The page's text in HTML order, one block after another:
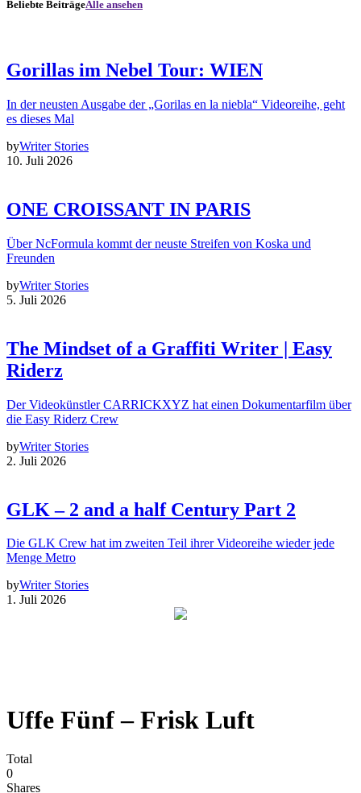
Beliebte BeiträgeAlle ansehen
Gorillas im Nebel Tour: WIEN
In der neusten Ausgabe der „Gorilas en la niebla“ Videoreihe, geht
es dieses Mal
byWriter Stories
10. Juli 2026
ONE CROISSANT IN PARIS
Über NcFormula kommt der neuste Streifen von Koska und
Freunden
byWriter Stories
5. Juli 2026
The Mindset of a Graffiti Writer | Easy
Riderz
Der Videokünstler CARRICKXYZ hat einen Dokumentarfilm über
die Easy Riderz Crew
byWriter Stories
2. Juli 2026
GLK – 2 and a half Century Part 2
Die GLK Crew hat im zweiten Teil ihrer Videoreihe wieder jede
Menge Metro
byWriter Stories
1. Juli 2026
Uffe Fünf – Frisk Luft
Total
0
Shares